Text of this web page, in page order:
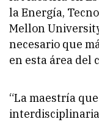
la Energía,
Mellon
necesario que
en esta área del
“La maestría